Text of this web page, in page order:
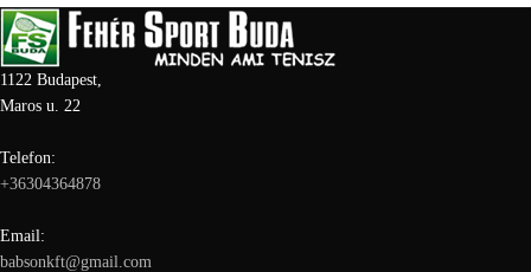
1122 Budapest,
Maros u. 22
Telefon:
+36304364878
Email:
babsonkft@gmail.com